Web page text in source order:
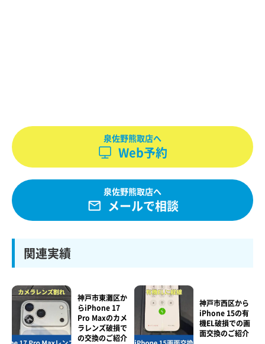
泉佐野熊取店へ
Web予約
泉佐野熊取店へ
メールで相談
関連実績
神戸市東灘区か
らiPhone 17
Pro Maxのカメ
ラレンズ破損で
の交換のご紹介
神戸市西区から
iPhone 15の有
機EL破損での画
面交換のご紹介